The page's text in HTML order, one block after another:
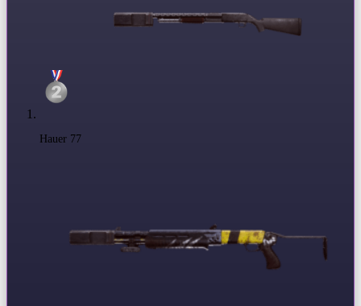
Hauer 77